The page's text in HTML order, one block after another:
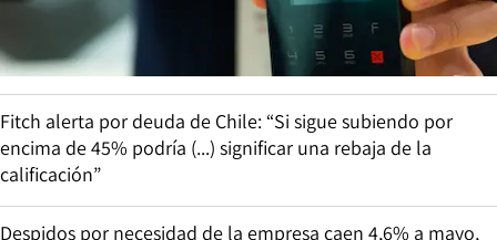
Fitch alerta por deuda de Chile: “Si sigue subiendo por
encima de 45% podría (...) significar una rebaja de la
calificación”
Despidos por necesidad de la empresa caen 4,6% a mayo,